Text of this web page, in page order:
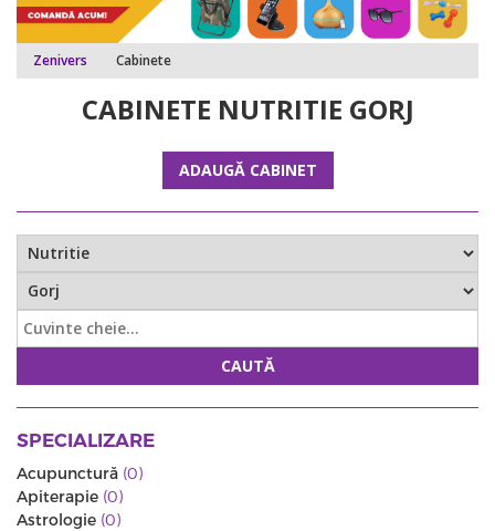
Zenivers Cabinete
CABINETE NUTRITIE GORJ
ADAUGĂ CABINET
CAUTĂ
SPECIALIZARE
Acupunctură (0)
Apiterapie (0)
Astrologie (0)